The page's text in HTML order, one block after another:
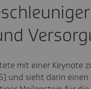
mit einer Keynote
und sieht darin einen